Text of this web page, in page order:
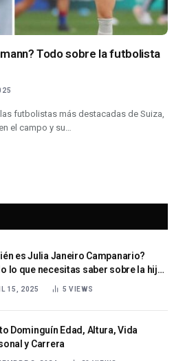
Todo sobre la futbolista
futbolistas más destacadas de Suiza,
el campo y su…
es Julia Janeiro Campanario?
lo que necesitas saber sobre la hija
de Ubrique.
15, 2025 5 VIEWS
Dominguín Edad, Altura, Vida
y Carrera